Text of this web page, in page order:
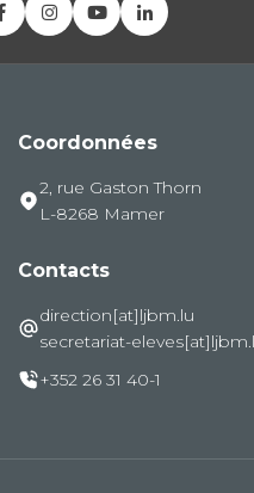
Coordonnées
2, rue Gaston Thorn
L-8268 Mamer
Contacts
direction[at]ljbm.lu
secretariat-
+352 26 31 40-1